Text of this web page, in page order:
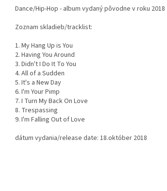
Dance/Hip-Hop - album vydaný pôvodne v roku 2018
Zoznam skladieb/tracklist:
1. My Hang Up is You
2. Having You Around
3. Didn't I Do It To You
4. All of a Sudden
5. It's a New Day
6. I'm Your Pimp
7. I Turn My Back On Love
8. Trespassing
9. I'm Falling Out of Love
dátum vydania/release date: 18.október 2018